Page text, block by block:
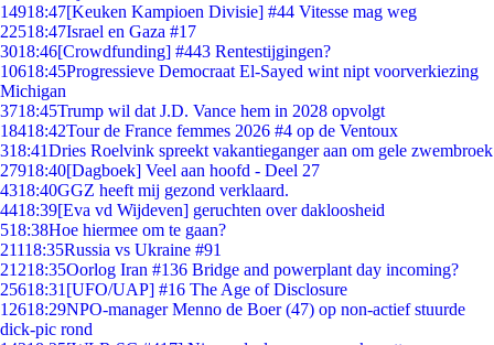
14918:47[Keuken Kampioen Divisie] #44 Vitesse mag weg
22518:47Israel en Gaza #17
3018:46[Crowdfunding] #443 Rentestijgingen?
10618:45Progressieve Democraat El-Sayed wint nipt voorverkiezing
Michigan
3718:45Trump wil dat J.D. Vance hem in 2028 opvolgt
18418:42Tour de France femmes 2026 #4 op de Ventoux
318:41Dries Roelvink spreekt vakantieganger aan om gele zwembroek
27918:40[Dagboek] Veel aan hoofd - Deel 27
4318:40GGZ heeft mij gezond verklaard.
4418:39[Eva vd Wijdeven] geruchten over dakloosheid
518:38Hoe hiermee om te gaan?
21118:35Russia vs Ukraine #91
21218:35Oorlog Iran #136 Bridge and powerplant day incoming?
25618:31 [UFO/UAP] #16 The Age of Disclosure
12618:29NPO-manager Menno de Boer (47) op non-actief stuurde
dick-pic rond